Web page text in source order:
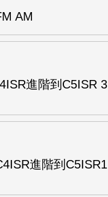
AM
進階到C5ISR 3
進階到C5ISR1